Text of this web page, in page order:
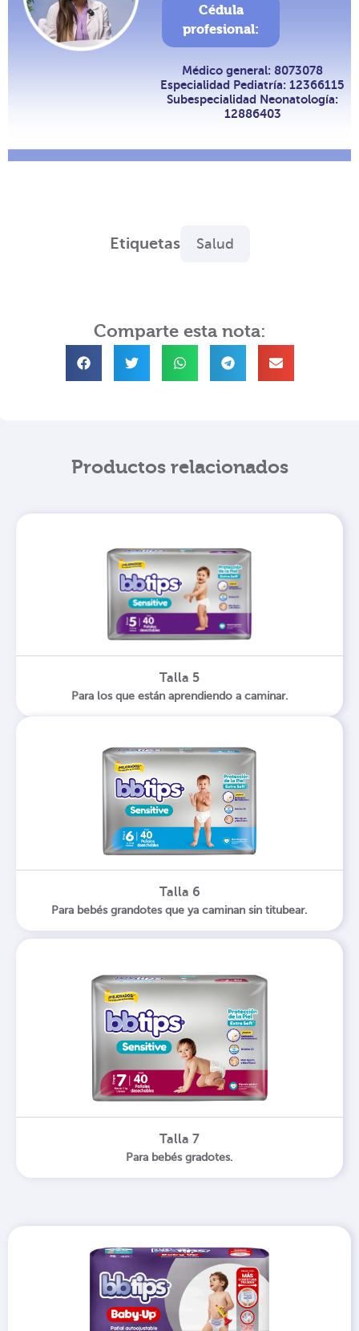
Cédula
profesional:
Médico general: 8073078
Especialidad Pediatría: 12366115
Subespecialidad Neonatología:
12886403
Etiquetas Salud
Comparte esta nota:
Productos relacionados
Talla 5
Para los que están aprendiendo a caminar.
Talla 6
Para bebés grandotes que ya caminan sin titubear.
Talla 7
Para bebés gradotes.